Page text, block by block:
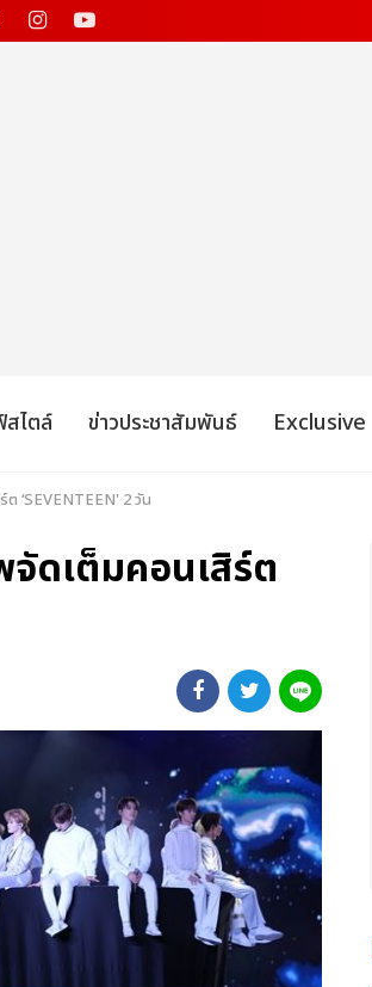
สไตล์ ข่าวประชาสัมพันธ์ Exclusive
‘SEVENTEEN' 2 วัน
ดเต็มคอนเสิร์ต